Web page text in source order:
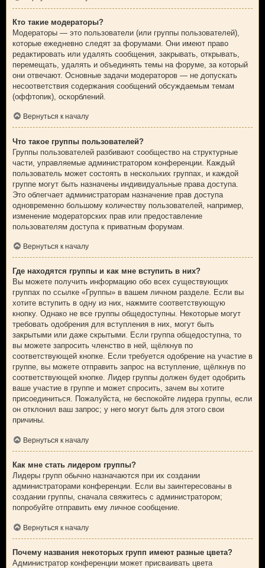
Кто такие модераторы?
Модераторы — это пользователи (или группы пользователей),
которые ежедневно следят за форумами. Они имеют право
редактировать или удалять сообщения, закрывать, открывать,
перемещать, удалять и объединять темы на форуме, за который
они отвечают. Основные задачи модераторов — не допускать
несоответствия содержания сообщений обсуждаемым темам
(оффтопик), оскорблений.
Вернуться к началу
Что такое группы пользователей?
Группы пользователей разбивают сообщество на структурные
части, управляемые администратором конференции. Каждый
пользователь может состоять в нескольких группах, и каждой
группе могут быть назначены индивидуальные права доступа.
Это облегчает администраторам назначение прав доступа
одновременно большому количеству пользователей, например,
изменение модераторских прав или предоставление
пользователям доступа к приватным форумам.
Вернуться к началу
Где находятся группы и как мне вступить в них?
Вы можете получить информацию обо всех существующих
группах по ссылке «Группы» в вашем личном разделе. Если вы
хотите вступить в одну из них, нажмите соответствующую
кнопку. Однако не все группы общедоступны. Некоторые могут
требовать одобрения для вступления в них, могут быть
закрытыми или даже скрытыми. Если группа общедоступна, то
вы можете запросить членство в ней, щёлкнув по
соответствующей кнопке. Если требуется одобрение на участие в
группе, вы можете отправить запрос на вступление, щёлкнув по
соответствующей кнопке. Лидер группы должен будет одобрить
ваше участие в группе и может спросить, зачем вы хотите
присоединиться. Пожалуйста, не беспокойте лидера группы, если
он отклонил ваш запрос; у него могут быть для этого свои
причины.
Вернуться к началу
Как мне стать лидером группы?
Лидеры групп обычно назначаются при их создании
администраторами конференции. Если вы заинтересованы в
создании группы, сначала свяжитесь с администратором;
попробуйте отправить ему личное сообщение.
Вернуться к началу
Почему названия некоторых групп имеют разные цвета?
Администратор конференции может присваивать цвета